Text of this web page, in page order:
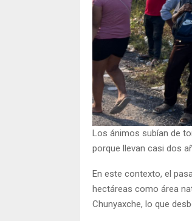
Los ánimos subían de
porque llevan casi dos
En este contexto, el
hectáreas como área
Chunyaxche, lo que